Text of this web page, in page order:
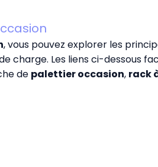
, vous pouvez explorer les
charge. Les liens ci-dessous
de palettier occasion, rack